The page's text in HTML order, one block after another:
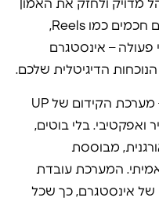
מדויק ולחזק את האמון
מול לקוחות פוטנציאליים. עם כלים חכמים כמו Reels,
פעולה – אינסטגרם
הדיגיטלית שלכם.
ולמי שרוצה להאיץ את התהליך – מערכת הקידום של UP
ואפקטיבי. בלי בוטים,
מבוססת
המערכת עובדת
של אינסטגרם, כך שכל